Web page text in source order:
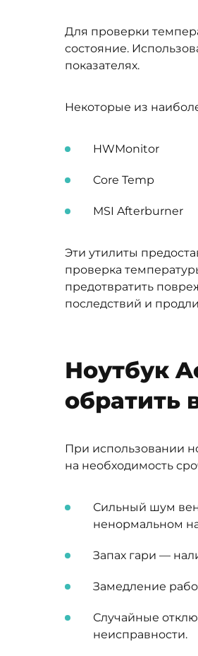
Для проверки
состояние.
показателях.
Некоторые из
HWMonitor
Core Temp
MSI Afterburner
Эти утилиты
проверка
предотвратить
последствий и
Ноутбук
обратить
При использовании
на необходимость
Сильный шум
ненормальном
Запах гари —
Замедление
Случайные
неисправности.